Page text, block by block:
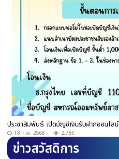
ประชาสัมพันธ์ เปิดบัญชีเงินรับฝากออนไลน์
18 ก.พ. 2568 2,786
ข่าวสวัสดิการ